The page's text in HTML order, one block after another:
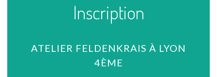
Inscription
ATELIER FELDENKRAIS À LYON
4ÈME